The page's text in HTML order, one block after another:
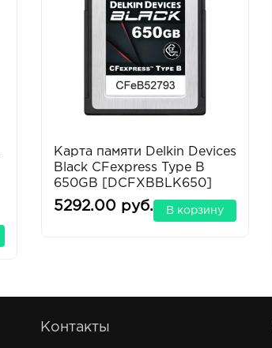
Карта памяти Delkin Devices
Black CFexpress Type B
650GB [DCFXBBLK650]
5292.00 руб. В корзину
Контакты